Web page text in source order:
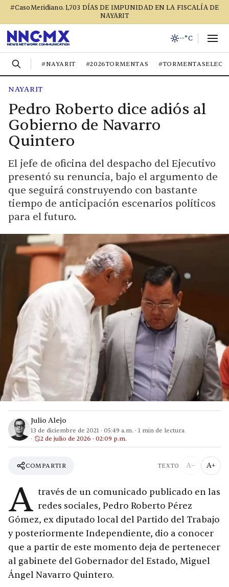
#CasoMeridiano. 1,703 DÍAS DE IMPUNIDAD EN LA FISCALÍA DE
NAYARIT
--°C
#NAYARIT #2026TORMENTAS
NAYARIT
Pedro Roberto dice adiós al
Gobierno de Navarro
Quintero
El jefe de oficina del despacho del Ejecutivo
presentó su renuncia, bajo el argumento de
que seguirá construyendo con bastante
tiempo de anticipación escenarios políticos
para el futuro.
Julio Alejo
13 de diciembre de 2021 · 05:49 a.m. · 1 min de lectura
2 de julio de 2026 · 02:09 p.m.
COMPARTIR TEXTO A− A+
A través de un comunicado publicado en las
redes sociales, Pedro Roberto Pérez
Gómez, ex diputado local del Partido del Trabajo
y posteriormente Independiente, dio a conocer
que a partir de este momento deja de pertenecer
al gabinete del Gobernador del Estado, Miguel
Ángel Navarro Quintero.